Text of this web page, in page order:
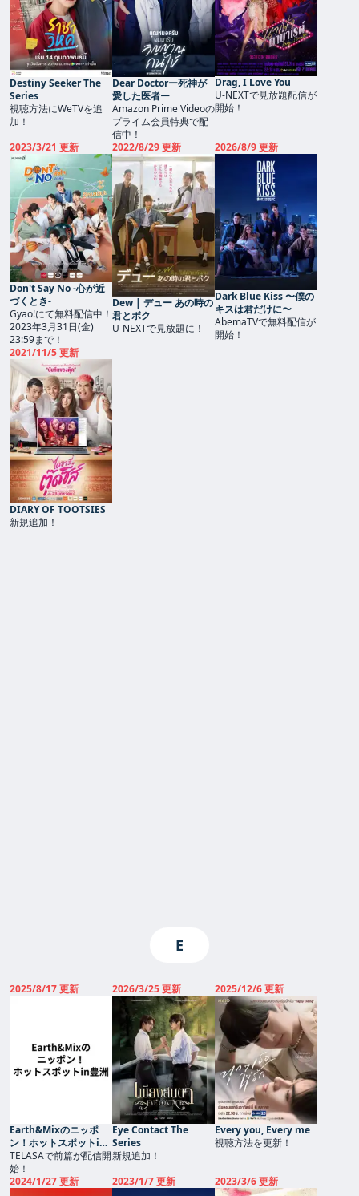
Destiny Seeker The
Series
視聴方法にWeTVを追
加！
Dear Doctorー死神が
愛した医者ー
Amazon Prime Videoの
プライム会員特典で配
信中！
Drag, I Love You
U-NEXTで見放題配信が
開始！
2023/3/21 更新
Don't Say No -心が近
づくとき-
Gyao!にて無料配信中！
2023年3月31日(金)
23:59まで！
2022/8/29 更新
Dew | デュー あの時の
君とボク
U-NEXTで見放題に！
2026/8/9 更新
Dark Blue Kiss 〜僕の
キスは君だけに〜
AbemaTVで無料配信が
開始！
2021/11/5 更新
DIARY OF TOOTSIES
新規追加！
E
2025/8/17 更新
Earth&Mixのニッポ
ン！ホットスポットin
豊洲
TELASAで前篇が配信開
始！
2026/3/25 更新
Eye Contact The
Series
新規追加！
2025/12/6 更新
Every you, Every me
視聴方法を更新！
2024/1/27 更新 2023/1/7 更新 2023/3/6 更新